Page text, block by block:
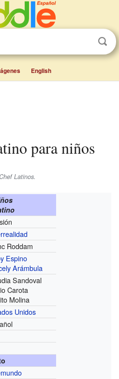
English
para niños
Latinos.
Roddam
Espino
Arámbula
Sandoval
Carota
Molina
Unidos